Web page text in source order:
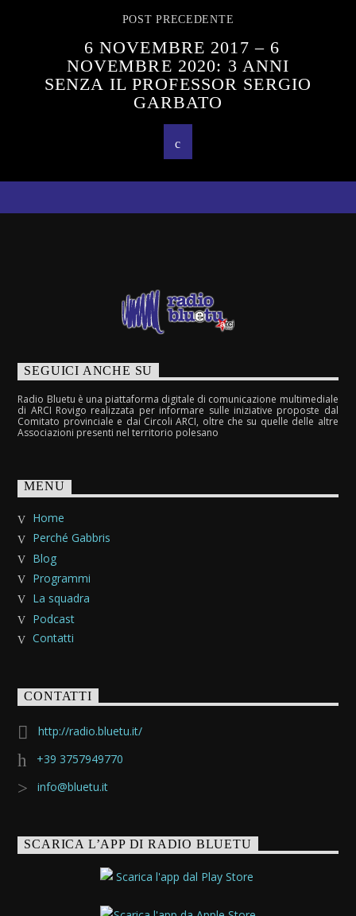
POST PRECEDENTE
6 NOVEMBRE 2017 – 6
NOVEMBRE 2020: 3 ANNI
SENZA IL PROFESSOR SERGIO
GARBATO
SEGUICI ANCHE SU
Radio Bluetu è una piattaforma digitale di comunicazione multimediale
di ARCI Rovigo realizzata per informare sulle iniziative proposte dal
Comitato provinciale e dai Circoli ARCI, oltre che su quelle delle altre
Associazioni presenti nel territorio polesano
MENU
Home
Perché Gabbris
Blog
Programmi
La squadra
Podcast
Contatti
CONTATTI
http://radio.bluetu.it/
+39 3757949770
info@bluetu.it
SCARICA L’APP DI RADIO BLUETU